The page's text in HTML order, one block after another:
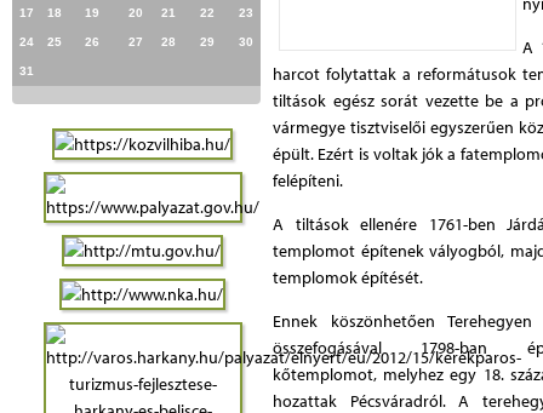
17 18 19 20 21 22 23
24 25 26 27 28 29 30
31
A
harcot folytattak a reformátusok
tiltások egész sorát vezette be a
vármegye tisztviselői egyszerűen
épült. Ezért is voltak jók a
felépíteni.
A tiltások ellenére 1761-ben
templomot építenek vályogból,
templomok építését.
Ennek köszönhetően
összefogásával 1798-ban
kőtemplomot, melyhez egy 18.
hozattak Pécsváradról. A